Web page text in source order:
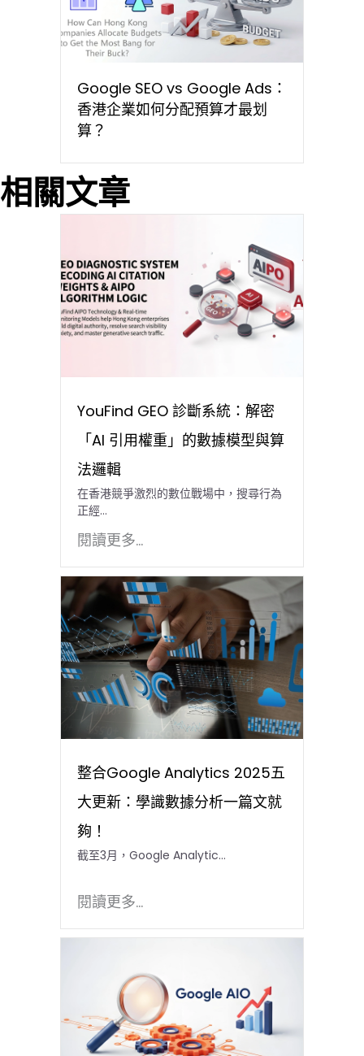
Google SEO vs Google Ads：
香港企業如何分配預算才最划
算？
相關文章
YouFind GEO 診斷系統：解密
「AI 引用權重」的數據模型與算
法邏輯
在香港競爭激烈的數位戰場中，搜尋行為
正經…
閱讀更多...
整合Google Analytics 2025五
大更新：學識數據分析一篇文就
夠！
截至3月，Google Analytic…
閱讀更多...